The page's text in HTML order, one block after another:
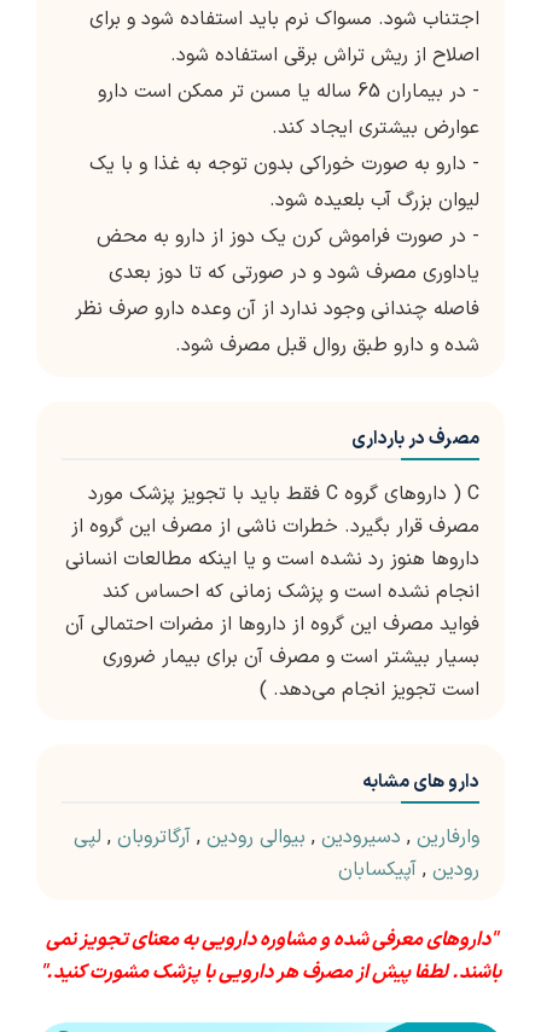
اجتناب شود. مسواک نرم باید استفاده شود و برای
اصلاح از ریش تراش برقی استفاده شود.
- در بیماران 65 ساله یا مسن تر ممکن است دارو
عوارض بیشتری ایجاد کند.
- دارو به صورت خوراکی بدون توجه به غذا و با یک
لیوان بزرگ آب بلعیده شود.
- در صورت فراموش کرن یک دوز از دارو به محض
یاداوری مصرف شود و در صورتی که تا دوز بعدی
فاصله چندانی وجود ندارد از آن وعده دارو صرف نظر
شده و دارو طبق روال قبل مصرف شود.
مصرف در بارداری
C ( داروهای گروه C فقط باید با تجویز پزشک مورد
مصرف قرار بگیرد. خطرات ناشی از مصرف این گروه از
داروها هنوز رد نشده است و یا اینکه مطالعات انسانی
انجام نشده است و پزشک زمانی که احساس کند
فواید مصرف این گروه از داروها از مضرات احتمالی آن
بسیار بیشتر است و مصرف آن برای بیمار ضروری
است تجویز انجام می‌دهد. )
دارو های مشابه
وارفارین , دسیرودین , بیوالی رودین , آرگاتروبان , لپی
رودین , آپیکسابان
"داروهای معرفی شده و مشاوره دارویی به معنای تجویز نمی
باشند. لطفا پیش از مصرف هر دارویی با پزشک مشورت کنید."